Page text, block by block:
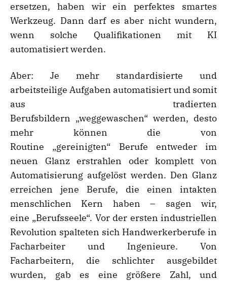
ersetzen, haben wir ein perfektes smartes
Werkzeug. Dann darf es aber nicht wundern,
wenn solche Qualifikationen mit KI
automatisiert werden.
Aber: Je mehr standardisierte und
arbeitsteilige Aufgaben automatisiert und somit
aus tradierten
Berufsbildern „weggewaschen“ werden, desto
mehr können die von
Routine „gereinigten“ Berufe entweder im
neuen Glanz erstrahlen oder komplett von
Automatisierung aufgelöst werden. Den Glanz
erreichen jene Berufe, die einen intakten
menschlichen Kern haben – sagen wir,
eine „Berufsseele“. Vor der ersten industriellen
Revolution spalteten sich Handwerkerberufe in
Facharbeiter und Ingenieure. Von
Facharbeitern, die schlichter ausgebildet
wurden, gab es eine größere Zahl, und